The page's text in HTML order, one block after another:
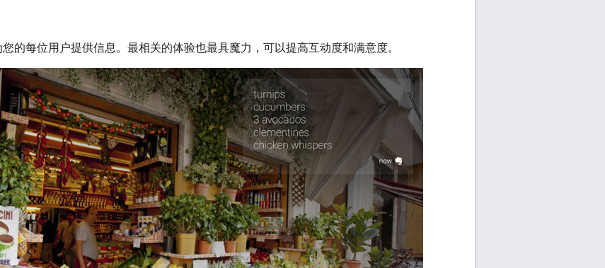
的每位用户提供信息。最相关的体验也最具魔力，可以提高互动度和满意度。